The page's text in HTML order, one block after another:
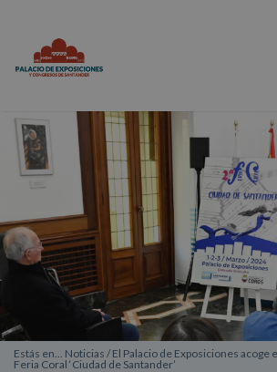
Estás en... Noticias / El Palacio de Exposiciones acoge
Feria Coral ‘Ciudad de Santander’